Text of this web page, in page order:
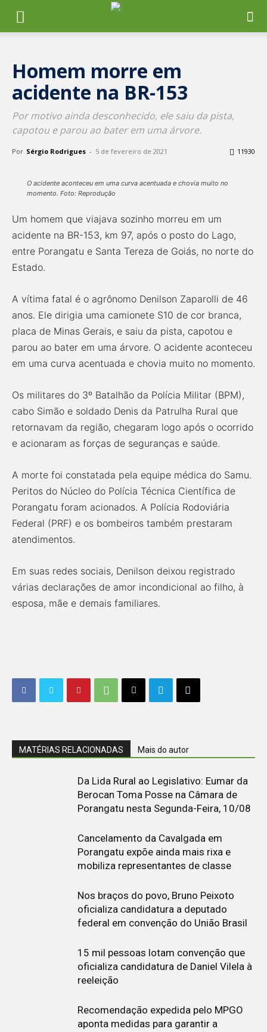
Homem morre em
acidente na BR-153
Por motivo ainda desconhecido, ele saiu da pista,
capotou e parou ao bater em uma árvore.
Por Sérgio Rodrigues - 5 de fevereiro de 2021 11930
O acidente aconteceu em uma curva acentuada e chovia muito no
momento. Foto: Reprodução
Um homem que viajava sozinho morreu em um
acidente na BR-153, km 97, após o posto do Lago,
entre Porangatu e Santa Tereza de Goiás, no norte do
Estado.
A vítima fatal é o agrônomo Denilson Zaparolli de 46
anos. Ele dirigia uma camionete S10 de cor branca,
placa de Minas Gerais, e saiu da pista, capotou e
parou ao bater em uma árvore. O acidente aconteceu
em uma curva acentuada e chovia muito no momento.
Os militares do 3º Batalhão da Polícia Militar (BPM),
cabo Simão e soldado Denis da Patrulha Rural que
retornavam da região, chegaram logo após o ocorrido
e acionaram as forças de seguranças e saúde.
A morte foi constatada pela equipe médica do Samu.
Peritos do Núcleo do Polícia Técnica Científica de
Porangatu foram acionados. A Polícia Rodoviária
Federal (PRF) e os bombeiros também prestaram
atendimentos.
Em suas redes sociais, Denilson deixou registrado
várias declarações de amor incondicional ao filho, à
esposa, mãe e demais familiares.
MATÉRIAS RELACIONADAS Mais do autor
Da Lida Rural ao Legislativo: Eumar da
Berocan Toma Posse na Câmara de
Porangatu nesta Segunda-Feira, 10/08
Cancelamento da Cavalgada em
Porangatu expõe ainda mais rixa e
mobiliza representantes de classe
Nos braços do povo, Bruno Peixoto
oficializa candidatura a deputado
federal em convenção do União Brasil
15 mil pessoas lotam convenção que
oficializa candidatura de Daniel Vilela à
reeleição
Recomendação expedida pelo MPGO
aponta medidas para garantir a